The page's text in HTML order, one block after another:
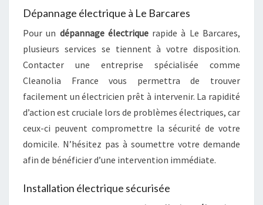
Dépannage électrique à Le Barcares
Pour un dépannage électriquerapide à Le Barcares,
plusieurs services se tiennent à votre disposition.
Contacter une entreprise spécialisée comme
Cleanolia France vous permettra de trouver
facilement un électricien prêt à intervenir. La rapidité
d’action est cruciale lors de problèmes électriques, car
ceux-ci peuvent compromettre la sécurité de votre
domicile. N’hésitez pas à soumettre votre demande
afin de bénéficier d’une intervention immédiate.
Installation électrique sécurisée